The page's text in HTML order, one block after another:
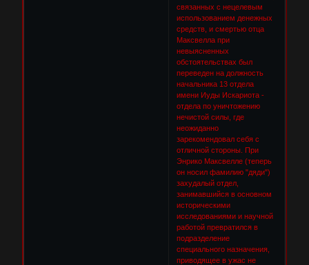
связанных с нецелевым
использованием денежных
средств, и смертью отца
Максвелла при
невыясненных
обстоятельствах был
переведен на должность
начальника 13 отдела
имени Иуды Искариота -
отдела по уничтожению
нечистой силы, где
неожиданно
зарекомендовал себя с
отличной стороны. При
Энрико Максвелле (теперь
он носил фамилию "дяди")
захудалый отдел,
занимавшийся в основном
историческими
исследованиями и научной
работой превратился в
подразделение
специального назначения,
приводящее в ужас не